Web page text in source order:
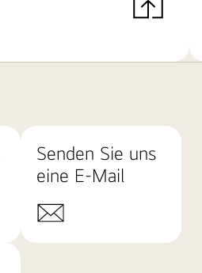
Senden Sie uns
eine E-Mail